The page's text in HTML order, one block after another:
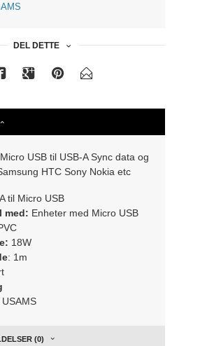
DEL DETTE
USB til USB-A Sync data og
HTC Sony Nokia etc
til Micro USB
med: Enheter med Micro USB
18W
: 1m
USAMS
(0)